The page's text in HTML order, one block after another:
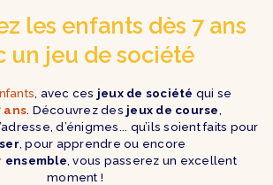
les enfants dès 7 ans
un jeu de société
, avec ces jeux de société qui se
ans . Découvrez des jeux de course
d’énigmes... qu’ils soient faits pour
, pour apprendre ou encore
ensemble , vous passerez un excellent
moment !